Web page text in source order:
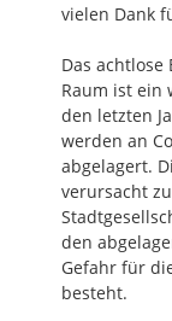
vielen Dank
Das
Raum ist ein
den letzten
werden an
abgelagert.
verursacht
den
Gefahr für
besteht.